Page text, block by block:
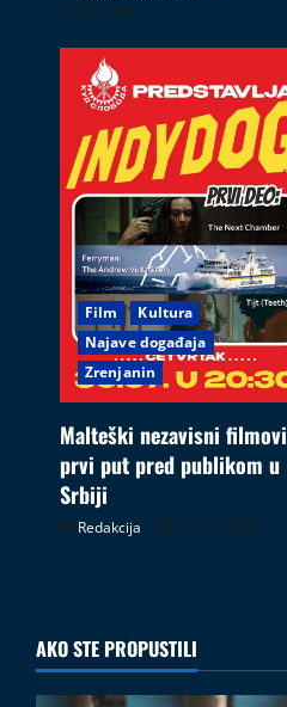
28.07.2026
Film
Kultura
Najave događaja
Zrenjanin
Malteški nezavisni filmovi
prvi put pred publikom u
Srbiji
Redakcija 26.07.2026
AKO STE PROPUSTILI